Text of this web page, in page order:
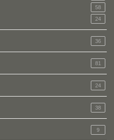
58
24
36
81
24
38
9